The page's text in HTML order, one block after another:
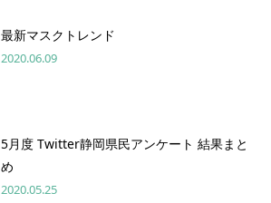
最新マスクトレンド
2020.06.09
5月度 Twitter静岡県民アンケート 結果まと
め
2020.05.25